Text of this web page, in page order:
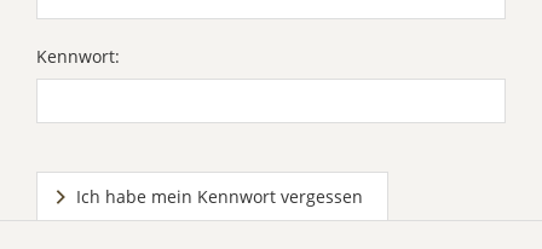
Kennwort:
Ich habe mein Kennwort vergessen